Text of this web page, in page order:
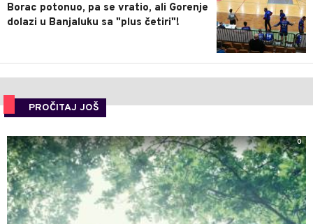
Borac potonuo, pa se vratio, ali Gorenje
dolazi u Banjaluku sa "plus četiri"!
PROČITAJ JOŠ
0